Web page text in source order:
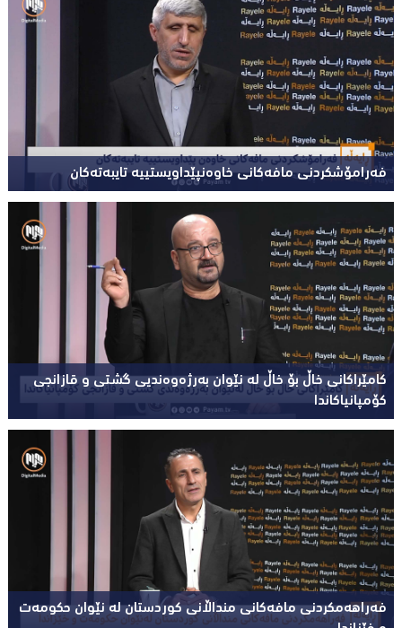
فەرامۆشکردنی مافەکانی خاوەنپێداویستییە تایبەتەکان
کامێراکانی خاڵ بۆ خاڵ لە نێوان بەرژەوەندیی گشتی و قازانجی
کۆمپانیاکاندا
فەراهەمکردنی مافەکانی منداڵانی کوردستان لە نێوان حکومەت